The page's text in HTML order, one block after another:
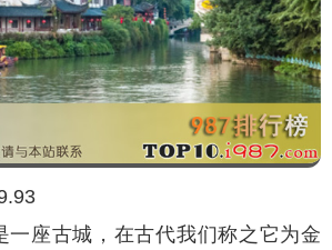
一座古城，在古代我们称之它为金